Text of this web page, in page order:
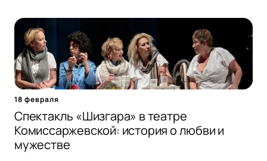
18 февраля
Спектакль «Шизгара» в театре
Комиссаржевской: история о любви и
мужестве